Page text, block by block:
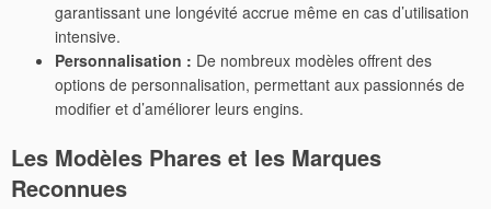
garantissant une longévité accrue même en cas d’utilisation
intensive.
Personnalisation : De nombreux modèles offrent des
options de personnalisation, permettant aux passionnés de
modifier et d’améliorer leurs engins.
Les Modèles Phares et les Marques
Reconnues